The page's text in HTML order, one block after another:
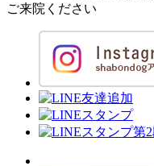
ご来院ください